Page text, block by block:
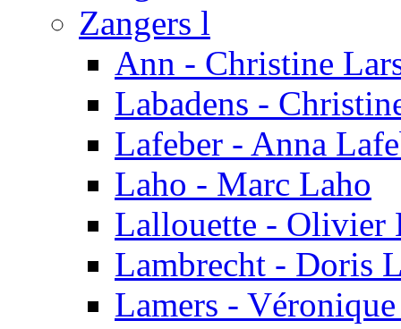
Zangers l
Ann - Christine
Labadens -
Lafeber - Anna
Laho - Marc Laho
Lallouette - Olivier
Lambrecht - Doris
Lamers -